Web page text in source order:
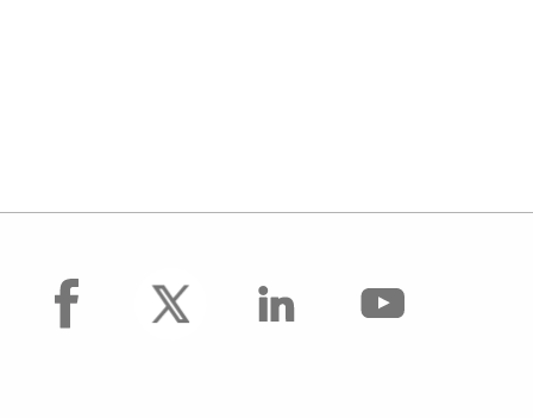
facebook